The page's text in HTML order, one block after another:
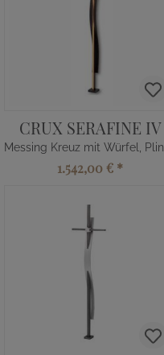
CRUX SERAFINE IV
1.542,00 € *